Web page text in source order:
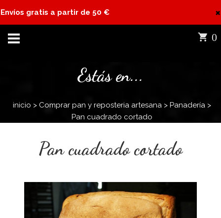
Envíos gratis a partir de 50 € ×
0
Estás en...
inicio > Comprar pan y reposteria artesana> Panadería>
Pan cuadrado cortado
Pan cuadrado cortado